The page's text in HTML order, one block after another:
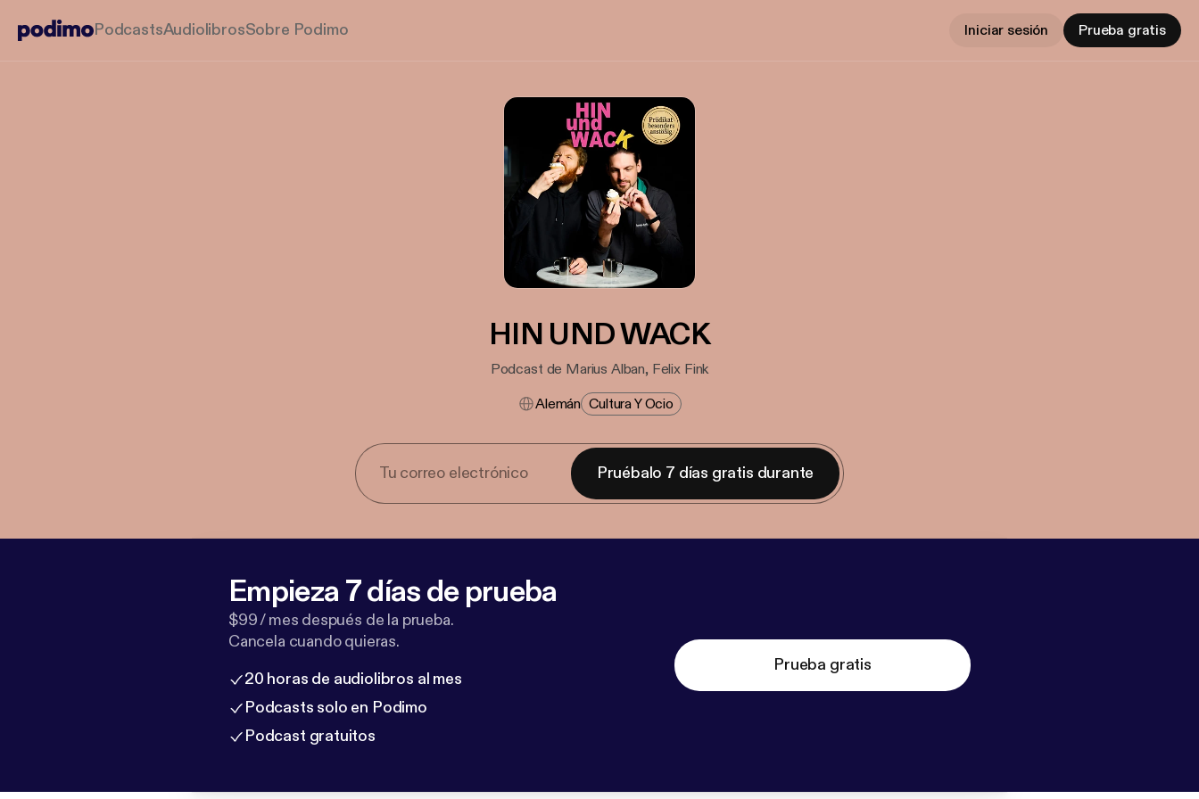
PodcastsAudiolibrosSobre Podimo Iniciar sesión Prueba gratis
HIN UND WACK
Podcast de Marius Alban, Felix Fink
Alemán Cultura Y Ocio
Pruébalo 7 días gratis durante
Empieza 7 días de prueba
$99 / mes después de la prueba.
Cancela cuando quieras.
20 horas de audiolibros al mes
Podcasts solo en Podimo
Podcast gratuitos
Prueba gratis